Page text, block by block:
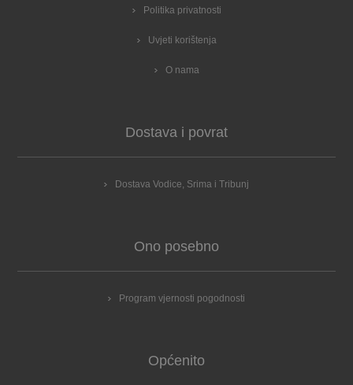
Politika privatnosti
Uvjeti korištenja
O nama
Dostava i povrat
Dostava Vodice, Srima i Tribunj
Ono posebno
Program vjernosti pogodnosti
Općenito